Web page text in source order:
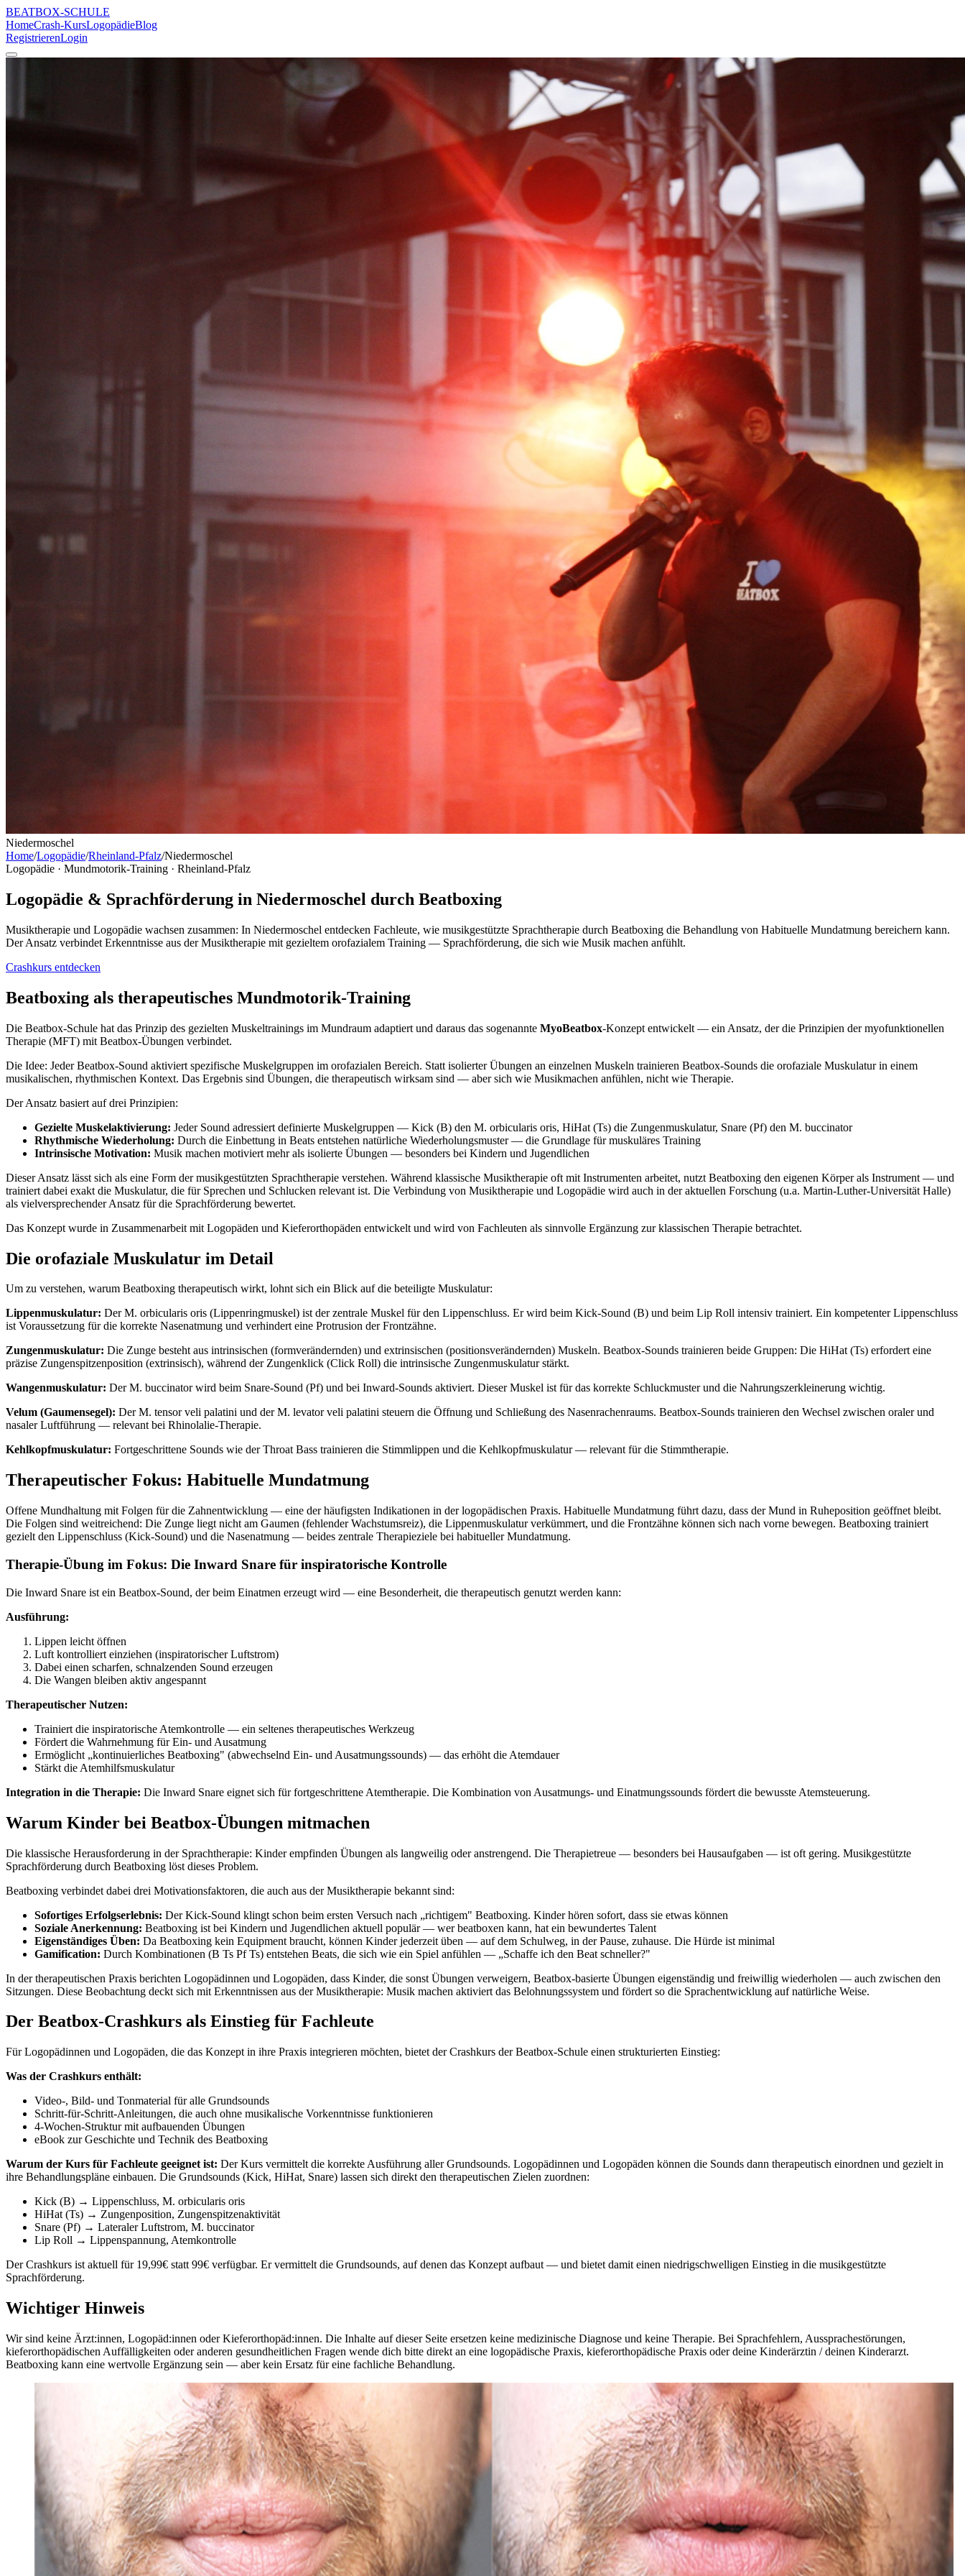
BEATBOX-SCHULE
HomeCrash-KursLogopädieBlog
RegistrierenLogin
Niedermoschel
Home/Logopädie/Rheinland-Pfalz/Niedermoschel
Logopädie · Mundmotorik-Training · Rheinland-Pfalz
Logopädie & Sprachförderung in Niedermoschel durch Beatboxing
Musiktherapie und Logopädie wachsen zusammen: In Niedermoschel entdecken Fachleute, wie musikgestützte Sprachtherapie durch Beatboxing die Behandlung von Habituelle Mundatmung bereichern kann.
Der Ansatz verbindet Erkenntnisse aus der Musiktherapie mit gezieltem orofazialem Training — Sprachförderung, die sich wie Musik machen anfühlt.
Crashkurs entdecken
Beatboxing als therapeutisches Mundmotorik-Training
Die Beatbox-Schule hat das Prinzip des gezielten Muskeltrainings im Mundraum adaptiert und daraus das sogenannte MyoBeatbox-Konzept entwickelt — ein Ansatz, der die Prinzipien der myofunktionellen
Therapie (MFT) mit Beatbox-Übungen verbindet.
Die Idee: Jeder Beatbox-Sound aktiviert spezifische Muskelgruppen im orofazialen Bereich. Statt isolierter Übungen an einzelnen Muskeln trainieren Beatbox-Sounds die orofaziale Muskulatur in einem
musikalischen, rhythmischen Kontext. Das Ergebnis sind Übungen, die therapeutisch wirksam sind — aber sich wie Musikmachen anfühlen, nicht wie Therapie.
Der Ansatz basiert auf drei Prinzipien:
Gezielte Muskelaktivierung: Jeder Sound adressiert definierte Muskelgruppen — Kick (B) den M. orbicularis oris, HiHat (Ts) die Zungenmuskulatur, Snare (Pf) den M. buccinator
Rhythmische Wiederholung: Durch die Einbettung in Beats entstehen natürliche Wiederholungsmuster — die Grundlage für muskuläres Training
Intrinsische Motivation: Musik machen motiviert mehr als isolierte Übungen — besonders bei Kindern und Jugendlichen
Dieser Ansatz lässt sich als eine Form der musikgestützten Sprachtherapie verstehen. Während klassische Musiktherapie oft mit Instrumenten arbeitet, nutzt Beatboxing den eigenen Körper als Instrument — und
trainiert dabei exakt die Muskulatur, die für Sprechen und Schlucken relevant ist. Die Verbindung von Musiktherapie und Logopädie wird auch in der aktuellen Forschung (u.a. Martin-Luther-Universität Halle)
als vielversprechender Ansatz für die Sprachförderung bewertet.
Das Konzept wurde in Zusammenarbeit mit Logopäden und Kieferorthopäden entwickelt und wird von Fachleuten als sinnvolle Ergänzung zur klassischen Therapie betrachtet.
Die orofaziale Muskulatur im Detail
Um zu verstehen, warum Beatboxing therapeutisch wirkt, lohnt sich ein Blick auf die beteiligte Muskulatur:
Lippenmuskulatur: Der M. orbicularis oris (Lippenringmuskel) ist der zentrale Muskel für den Lippenschluss. Er wird beim Kick-Sound (B) und beim Lip Roll intensiv trainiert. Ein kompetenter Lippenschluss
ist Voraussetzung für die korrekte Nasenatmung und verhindert eine Protrusion der Frontzähne.
Zungenmuskulatur: Die Zunge besteht aus intrinsischen (formverändernden) und extrinsischen (positionsverändernden) Muskeln. Beatbox-Sounds trainieren beide Gruppen: Die HiHat (Ts) erfordert eine
präzise Zungenspitzenposition (extrinsisch), während der Zungenklick (Click Roll) die intrinsische Zungenmuskulatur stärkt.
Wangenmuskulatur: Der M. buccinator wird beim Snare-Sound (Pf) und bei Inward-Sounds aktiviert. Dieser Muskel ist für das korrekte Schluckmuster und die Nahrungszerkleinerung wichtig.
Velum (Gaumensegel): Der M. tensor veli palatini und der M. levator veli palatini steuern die Öffnung und Schließung des Nasenrachenraums. Beatbox-Sounds trainieren den Wechsel zwischen oraler und
nasaler Luftführung — relevant bei Rhinolalie-Therapie.
Kehlkopfmuskulatur: Fortgeschrittene Sounds wie der Throat Bass trainieren die Stimmlippen und die Kehlkopfmuskulatur — relevant für die Stimmtherapie.
Therapeutischer Fokus: Habituelle Mundatmung
Offene Mundhaltung mit Folgen für die Zahnentwicklung — eine der häufigsten Indikationen in der logopädischen Praxis. Habituelle Mundatmung führt dazu, dass der Mund in Ruheposition geöffnet bleibt.
Die Folgen sind weitreichend: Die Zunge liegt nicht am Gaumen (fehlender Wachstumsreiz), die Lippenmuskulatur verkümmert, und die Frontzähne können sich nach vorne bewegen. Beatboxing trainiert
gezielt den Lippenschluss (Kick-Sound) und die Nasenatmung — beides zentrale Therapieziele bei habitueller Mundatmung.
Therapie-Übung im Fokus: Die Inward Snare für inspiratorische Kontrolle
Die Inward Snare ist ein Beatbox-Sound, der beim Einatmen erzeugt wird — eine Besonderheit, die therapeutisch genutzt werden kann:
Ausführung:
Lippen leicht öffnen
Luft kontrolliert einziehen (inspiratorischer Luftstrom)
Dabei einen scharfen, schnalzenden Sound erzeugen
Die Wangen bleiben aktiv angespannt
Therapeutischer Nutzen:
Trainiert die inspiratorische Atemkontrolle — ein seltenes therapeutisches Werkzeug
Fördert die Wahrnehmung für Ein- und Ausatmung
Ermöglicht „kontinuierliches Beatboxing" (abwechselnd Ein- und Ausatmungssounds) — das erhöht die Atemdauer
Stärkt die Atemhilfsmuskulatur
Integration in die Therapie: Die Inward Snare eignet sich für fortgeschrittene Atemtherapie. Die Kombination von Ausatmungs- und Einatmungssounds fördert die bewusste Atemsteuerung.
Warum Kinder bei Beatbox-Übungen mitmachen
Die klassische Herausforderung in der Sprachtherapie: Kinder empfinden Übungen als langweilig oder anstrengend. Die Therapietreue — besonders bei Hausaufgaben — ist oft gering. Musikgestützte
Sprachförderung durch Beatboxing löst dieses Problem.
Beatboxing verbindet dabei drei Motivationsfaktoren, die auch aus der Musiktherapie bekannt sind:
Sofortiges Erfolgserlebnis: Der Kick-Sound klingt schon beim ersten Versuch nach „richtigem" Beatboxing. Kinder hören sofort, dass sie etwas können
Soziale Anerkennung: Beatboxing ist bei Kindern und Jugendlichen aktuell populär — wer beatboxen kann, hat ein bewundertes Talent
Eigenständiges Üben: Da Beatboxing kein Equipment braucht, können Kinder jederzeit üben — auf dem Schulweg, in der Pause, zuhause. Die Hürde ist minimal
Gamification: Durch Kombinationen (B Ts Pf Ts) entstehen Beats, die sich wie ein Spiel anfühlen — „Schaffe ich den Beat schneller?"
In der therapeutischen Praxis berichten Logopädinnen und Logopäden, dass Kinder, die sonst Übungen verweigern, Beatbox-basierte Übungen eigenständig und freiwillig wiederholen — auch zwischen den
Sitzungen. Diese Beobachtung deckt sich mit Erkenntnissen aus der Musiktherapie: Musik machen aktiviert das Belohnungssystem und fördert so die Sprachentwicklung auf natürliche Weise.
Der Beatbox-Crashkurs als Einstieg für Fachleute
Für Logopädinnen und Logopäden, die das Konzept in ihre Praxis integrieren möchten, bietet der Crashkurs der Beatbox-Schule einen strukturierten Einstieg:
Was der Crashkurs enthält:
Video-, Bild- und Tonmaterial für alle Grundsounds
Schritt-für-Schritt-Anleitungen, die auch ohne musikalische Vorkenntnisse funktionieren
4-Wochen-Struktur mit aufbauenden Übungen
eBook zur Geschichte und Technik des Beatboxing
Warum der Kurs für Fachleute geeignet ist: Der Kurs vermittelt die korrekte Ausführung aller Grundsounds. Logopädinnen und Logopäden können die Sounds dann therapeutisch einordnen und gezielt in
ihre Behandlungspläne einbauen. Die Grundsounds (Kick, HiHat, Snare) lassen sich direkt den therapeutischen Zielen zuordnen:
Kick (B) → Lippenschluss, M. orbicularis oris
HiHat (Ts) → Zungenposition, Zungenspitzenaktivität
Snare (Pf) → Lateraler Luftstrom, M. buccinator
Lip Roll → Lippenspannung, Atemkontrolle
Der Crashkurs ist aktuell für 19,99€ statt 99€ verfügbar. Er vermittelt die Grundsounds, auf denen das Konzept aufbaut — und bietet damit einen niedrigschwelligen Einstieg in die musikgestützte
Sprachförderung.
Wichtiger Hinweis
Wir sind keine Ärzt:innen, Logopäd:innen oder Kieferorthopäd:innen. Die Inhalte auf dieser Seite ersetzen keine medizinische Diagnose und keine Therapie. Bei Sprachfehlern, Aussprachestörungen,
kieferorthopädischen Auffälligkeiten oder anderen gesundheitlichen Fragen wende dich bitte direkt an eine logopädische Praxis, kieferorthopädische Praxis oder deine Kinderärztin / deinen Kinderarzt.
Beatboxing kann eine wertvolle Ergänzung sein — aber kein Ersatz für eine fachliche Behandlung.